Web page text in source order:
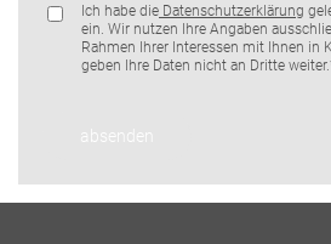
Ich habe die Datenschutzerklärung
ein. Wir nutzen Ihre Angaben
Rahmen Ihrer Interessen mit Ihnen in
geben Ihre Daten nicht an Dritte
absenden